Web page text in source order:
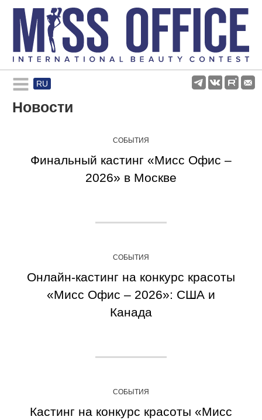
RU
Rules and regulations
Participants
Новости
СОБЫТИЯ
Финальный кастинг «Мисс Офис –
2026» в Москве
СОБЫТИЯ
Онлайн-кастинг на конкурс красоты
«Мисс Офис – 2026»: США и
Канада
СОБЫТИЯ
Кастинг на конкурс красоты «Мисс